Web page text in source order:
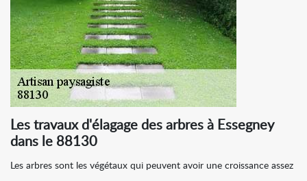
Les travaux d'élagage des arbres à Essegney
dans le 88130
Les arbres sont les végétaux qui peuvent avoir une croissance assez